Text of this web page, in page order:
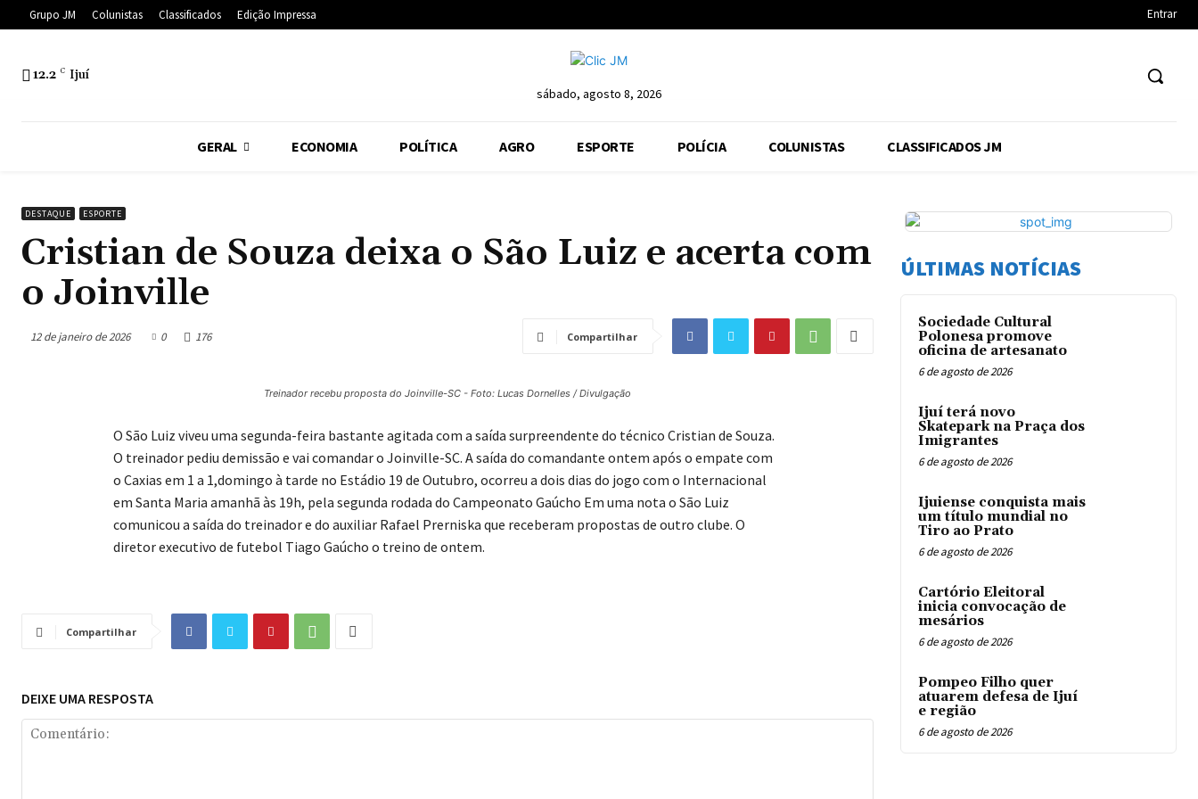
Grupo JM Colunistas Classificados Edição Impressa Entrar
12.2 C Ijuí
sábado, agosto 8, 2026
GERAL ECONOMIA POLÍTICA AGRO ESPORTE POLÍCIA COLUNISTAS CLASSIFICADOS JM
DESTAQUE ESPORTE
Cristian de Souza deixa o São Luiz e acerta com
o Joinville
12 de janeiro de 2026 0 176 Compartilhar
Treinador recebu proposta do Joinville-SC - Foto: Lucas Dornelles / Divulgação
O São Luiz viveu uma segunda-feira bastante agitada com a saída surpreendente do técnico Cristian de Souza.
O treinador pediu demissão e vai comandar o Joinville-SC. A saída do comandante ontem após o empate com
o Caxias em 1 a 1,domingo à tarde no Estádio 19 de Outubro, ocorreu a dois dias do jogo com o Internacional
em Santa Maria amanhã às 19h, pela segunda rodada do Campeonato Gaúcho Em uma nota o São Luiz
comunicou a saída do treinador e do auxiliar Rafael Prerniska que receberam propostas de outro clube. O
diretor executivo de futebol Tiago Gaúcho o treino de ontem.
Compartilhar
DEIXE UMA RESPOSTA
ÚLTIMAS NOTÍCIAS
Sociedade Cultural
Polonesa promove
oficina de artesanato
6 de agosto de 2026
Ijuí terá novo
Skatepark na Praça dos
Imigrantes
6 de agosto de 2026
Ijuiense conquista mais
um título mundial no
Tiro ao Prato
6 de agosto de 2026
Cartório Eleitoral
inicia convocação de
mesários
6 de agosto de 2026
Pompeo Filho quer
atuarem defesa de Ijuí
e região
6 de agosto de 2026